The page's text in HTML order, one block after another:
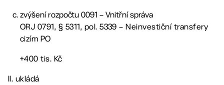
zvýšení rozpočtu 0091 – Vnitřní správa
ORJ 0791, § 5311, pol. 5339 – Neinvestiční transfery
cizím PO
+400 tis. Kč
II. ukládá